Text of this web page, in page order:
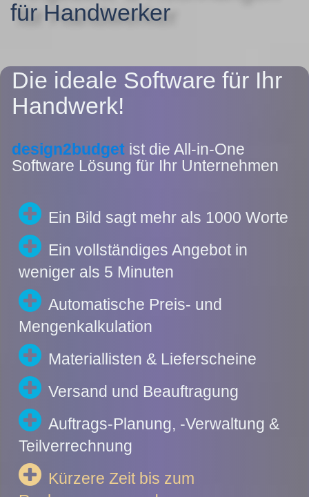
für Handwerker
Die ideale Software für Ihr
Handwerk!
design2budget ist die All-in-One
Software Lösung für Ihr Unternehmen
Ein Bild sagt mehr als 1000 Worte
Ein vollständiges Angebot in
weniger als 5 Minuten
Automatische Preis- und
Mengenkalkulation
Materiallisten & Lieferscheine
Versand und Beauftragung
Auftrags-Planung, -Verwaltung &
Teilverrechnung
Kürzere Zeit bis zum